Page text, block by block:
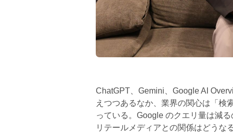
ChatGPT、Gemini、Google AI
えつつあるなか、業界の関心は「検
っている。Google のクエリ量は減
リテールメディアとの関係はどうな